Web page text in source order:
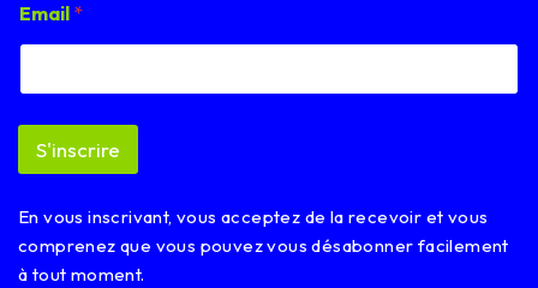
E
m
i
E
a
l
Email *
S'inscrire
En vous inscrivant, vous acceptez de la recevoir et vous
comprenez que vous pouvez vous désabonner facilement
à tout moment.